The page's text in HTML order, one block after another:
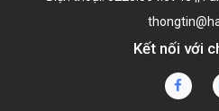
Kết nối với